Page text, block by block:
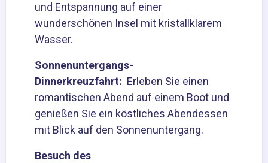
und Entspannung auf einer
wunderschönen Insel mit kristallklarem
Wasser.
Sonnenuntergangs-
Dinnerkreuzfahrt: Erleben Sie einen
romantischen Abend auf einem Boot und
genießen Sie ein köstliches Abendessen
mit Blick auf den Sonnenuntergang.
Besuch des